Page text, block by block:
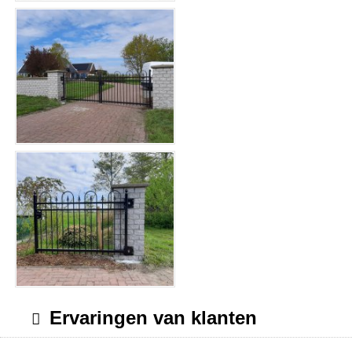
Ervaringen van klanten